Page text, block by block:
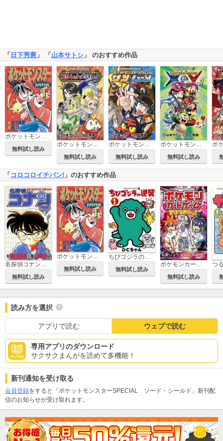
「 日下秀憲 」 「 山本サトシ 」 のおすすめ作品
ポケットモンスタースペシャル
無料試し読み
ポケットモンスターSPECIAL スカーレット・バイオレット
無料試し読み
ポケットモンスターSPECIAL サン・ムーン
無料試し読み
ポケットモンスターSPECIAL X・Y
無料試し読み
「 コロコロイチバン! 」のおすすめ作品
無料試し読み
ポケットモンスタースペシャル
無料試し読み
ちびゴジラの逆襲
無料試し読み
無料試し読み
読み方を選択
アプリで読む ウェブで読む
専用アプリのダウンロード
サクサクまんがを読めて多機能！
新刊通知を受け取る
会員登録をすると「ポケットモンスターSPECIAL ソード・シールド」新刊配
信のお知らせが受け取れます。